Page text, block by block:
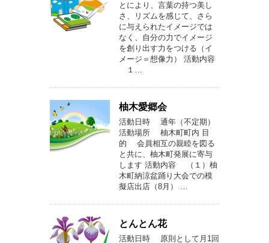
とにより、言葉の持つ美し
さ、リズムを感じて、さら
に与えられたイメージでは
なく、自分の力でイメージ
を創り出す力をつける（イ
メージ＝想像力） 活動内容
１…
柚木愛郷会
活動日時 通年（不定期）
活動場所 柚木町町内 目
的 会員相互の親睦を図る
と共に、柚木町発展に寄与
します 活動内容 （１）柚
木町納涼盆踊り大会での模
擬店出店（8月） …
とんとん花
活動日時 原則として月1回